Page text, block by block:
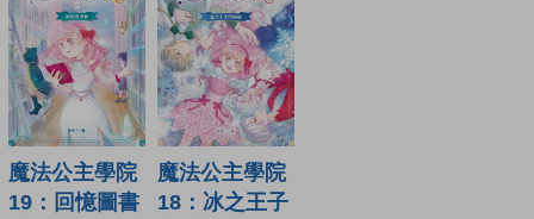
魔法公主學院
19：回憶圖書
魔法公主學院
18：冰之王子